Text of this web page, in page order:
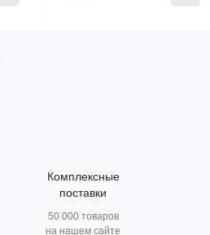
Комплексные
поставки
50 000 товаров
на нашем сайте